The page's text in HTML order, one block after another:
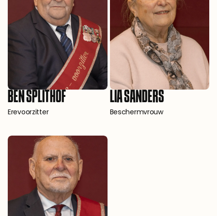
BEN SPLITHOF
Erevoorzitter
LIA SANDERS
Beschermvrouw